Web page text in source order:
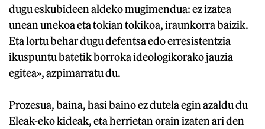
dugu eskubideen aldeko mugimendua: ez izatea
unean unekoa eta tokian tokikoa, iraunkorra baizik.
Eta lortu behar dugu defentsa edo erresistentzia
ikuspuntu batetik borroka ideologikorako jauzia
egitea», azpimarratu du.
Prozesua, baina, hasi baino ez dutela egin azaldu du
Eleak-eko kideak, eta herrietan orain izaten ari den